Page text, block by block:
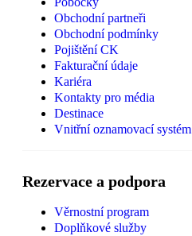
Obchodní partneři
Obchodní podmínky
Pojištění CK
Fakturační údaje
Kariéra
Kontakty pro média
Destinace
Vnitřní oznamovací systém
Rezervace a podpora
Věrnostní program
Doplňkové služby